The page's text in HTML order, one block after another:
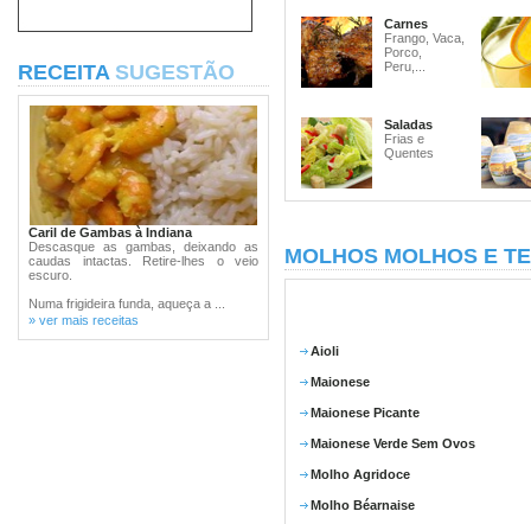
RECEITA SUGESTÃO
Caril de Gambas à Indiana
Descasque as gambas, deixando as
caudas intactas. Retire-lhes o veio
escuro.
Numa frigideira funda, aqueça a ...
» ver mais receitas
Carnes
Frango, Vaca,
Porco,
Peru,...
Saladas
Frias e
Quentes
MOLHOS MOLHOS E
Aioli
Maionese
Maionese Picante
Maionese Verde Sem Ovos
Molho Agridoce
Molho Béarnaise